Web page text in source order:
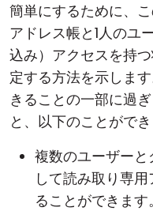
簡単にするために、
アドレス帳と1人のユ
込み）アクセスを持
定する方法を示しま
きることの一部に過
と、以下のことができ
複数のユーザー
して読み取り専
ることができます。